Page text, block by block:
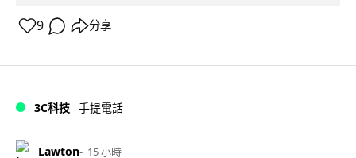
9 分享
3C科技 手提電話
Lawton 15 小時